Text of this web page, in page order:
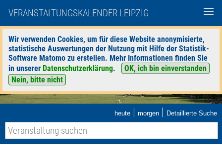
VERANSTALTUNGSKALENDER LEIPZIG
Wir verwenden Cookies, um für diese Website anonymisierte,
statistische Auswertungen der Nutzung mit Hilfe der Statistik-
Software Matomo zu erstellen. Mehr Informationen finden Sie
in unserer Datenschutzerklärung.
OK, ich bin einverstanden
Nein, bitte nicht
heute | morgen | Detaillierte Suche